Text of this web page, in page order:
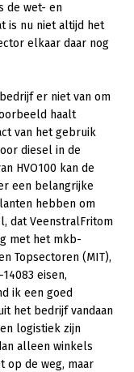
de wet- en
is nu niet altijd het
elkaar daar nog
er niet van om
haalt
van het gebruik
diesel in de
HVO100 kan de
een belangrijke
hebben om
dat VeenstralFritom
met het mkb-
Topsectoren (MIT),
eisen,
ik een goed
het bedrijf vandaan
logistiek zijn
alleen winkels
op de weg, maar